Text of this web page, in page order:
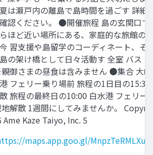
は瀬⼾内の離島で島時間を過ごす 詳細
認ください。 ●開催旅程 島の⽞関⼝で
ほど近い場所にある、家庭的な旅館の
習⽀援や島留学のコーディネート、そ
の架け橋として⽇々活動す 全室 バス
御さまの昼⾷は含みません ●集合 ⼤
フェリー乗り場前 旅程の1⽇⽬の15:30
旅程の最終⽇の10:00 ⽩⽔港 フェリー
解散 1週間にしてみませんか。
Ame Kaze Taiyo, Inc. 5
maps.app.goo.gl/